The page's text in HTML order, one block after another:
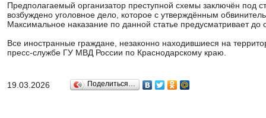
Предполагаемый организатор преступной схемы заключён под
возбуждено уголовное дело, которое с утверждённым
Максимальное наказание по данной статье предусматривает
Все иностранные граждане, незаконно находившиеся на
пресс-службе ГУ МВД России по Краснодарскому краю.
19.03.2026 Поделиться…